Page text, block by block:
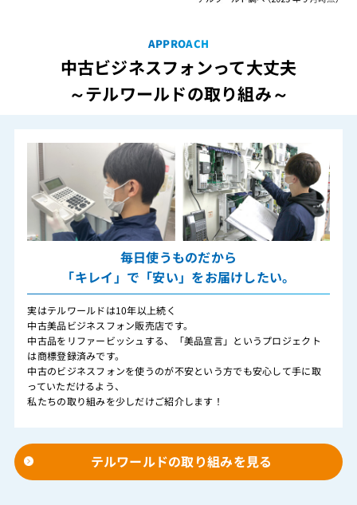
APPROACH
中古ビジネスフォンって大丈夫
～テルワールドの取り組み～
毎日使うものだから
「キレイ」で「安い」をお届けしたい。
実はテルワールドは10年以上続く
中古美品ビジネスフォン販売店です。
中古品をリファービッシュする、「美品宣言」というプロジェクト
は商標登録済みです。
中古のビジネスフォンを使うのが不安という方でも安心して手に取
っていただけるよう、
私たちの取り組みを少しだけご紹介します！
テルワールドの取り組みを見る